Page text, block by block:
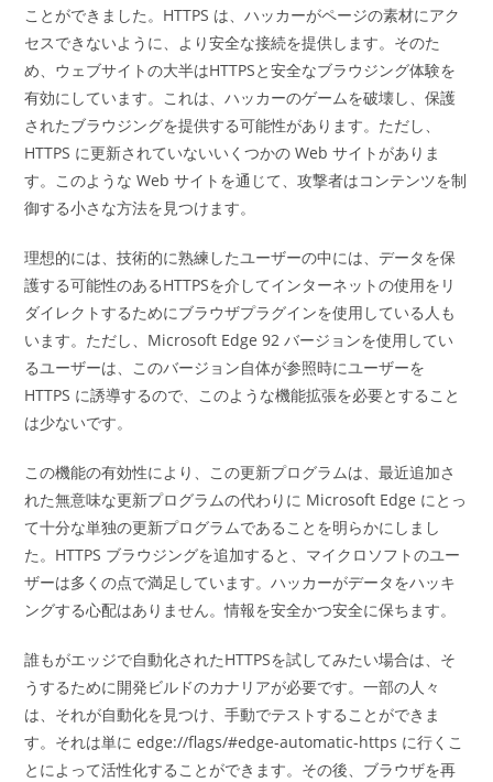
ことができました。HTTPS は、ハッカーがページの素材にアク
セスできないように、より安全な接続を提供します。そのた
め、ウェブサイトの大半はHTTPSと安全なブラウジング体験を
有効にしています。これは、ハッカーのゲームを破壊し、保護
されたブラウジングを提供する可能性があります。ただし、
HTTPS に更新されていないいくつかの Web サイトがありま
す。このような Web サイトを通じて、攻撃者はコンテンツを制
御する小さな方法を見つけます。
理想的には、技術的に熟練したユーザーの中には、データを保
護する可能性のあるHTTPSを介してインターネットの使用をリ
ダイレクトするためにブラウザプラグインを使用している人も
います。ただし、Microsoft Edge 92 バージョンを使用してい
るユーザーは、このバージョン自体が参照時にユーザーを
HTTPS に誘導するので、このような機能拡張を必要とすること
は少ないです。
この機能の有効性により、この更新プログラムは、最近追加さ
れた無意味な更新プログラムの代わりに Microsoft Edge にとっ
て十分な単独の更新プログラムであることを明らかにしまし
た。HTTPS ブラウジングを追加すると、マイクロソフトのユー
ザーは多くの点で満足しています。ハッカーがデータをハッキ
ングする心配はありません。情報を安全かつ安全に保ちます。
誰もがエッジで自動化されたHTTPSを試してみたい場合は、そ
うするために開発ビルドのカナリアが必要です。一部の人々
は、それが自動化を見つけ、手動でテストすることができま
す。それは単に edge://flags/#edge-automatic-https に行くこ
とによって活性化することができます。その後、ブラウザを再